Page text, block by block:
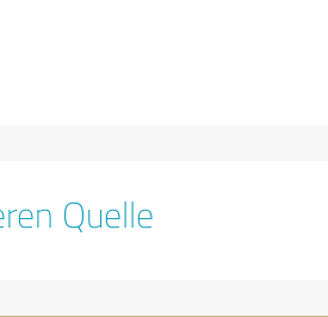
Quelle